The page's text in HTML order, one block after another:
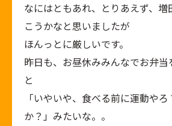
なにはともあれ、とりあえず、
こうかなと思いましたが
ほんっとに厳しいです。
昨日も、お昼休みみんなでお弁
と
「いやいや、食べる前に運動や
か？」みたいな。。